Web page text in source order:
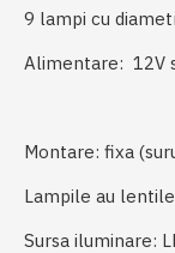
9 lampi cu
Alimentare: 12V
Montare: fixa
Lampile au
Sursa iluminare: